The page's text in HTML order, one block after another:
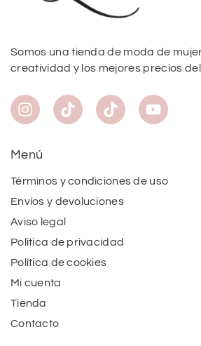
Somos una tienda de moda de
creatividad y los mejores precios
Menú
Términos y condiciones de uso
Envíos y devoluciones
Aviso legal
Política de privacidad
Política de cookies
Mi cuenta
Tienda
Contacto